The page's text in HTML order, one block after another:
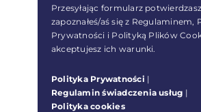
Przesyłając formularz
zapoznałeś/aś się z Regulaminem,
Prywatności i Polityką Plików
akceptujesz ich warunki.
Polityka Prywatności |
Regulamin świadczenia usług |
Polityka cookies